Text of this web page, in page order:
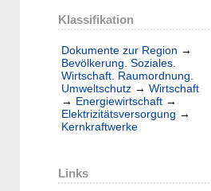
Klassifikation
Dokumente zur Region →
Bevölkerung. Soziales.
Wirtschaft. Raumordnung.
Umweltschutz → Wirtschaft
→ Energiewirtschaft →
Elektrizitätsversorgung →
Kernkraftwerke
Links